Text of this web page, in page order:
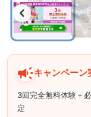
キャンペーン
3回完全無料体験＋
定